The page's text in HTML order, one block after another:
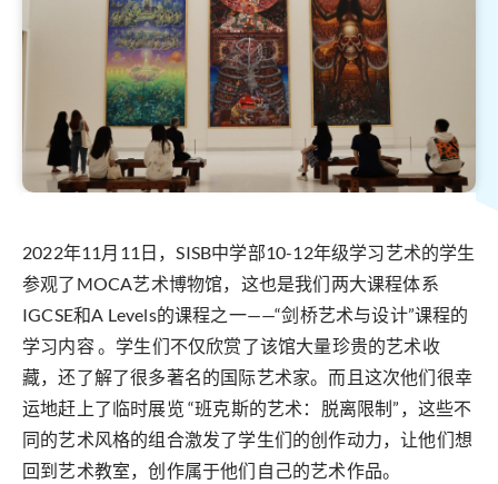
2022年11月11日，SISB中学部10-12年级学习艺术的学生
参观了MOCA艺术博物馆，这也是我们两大课程体系
IGCSE和A Levels的课程之一——“剑桥艺术与设计”课程的
学习内容 。学生们不仅欣赏了该馆大量珍贵的艺术收
藏，还了解了很多著名的国际艺术家。而且这次他们很幸
运地赶上了临时展览 “班克斯的艺术：脱离限制”，这些不
同的艺术风格的组合激发了学生们的创作动力，让他们想
回到艺术教室，创作属于他们自己的艺术作品。